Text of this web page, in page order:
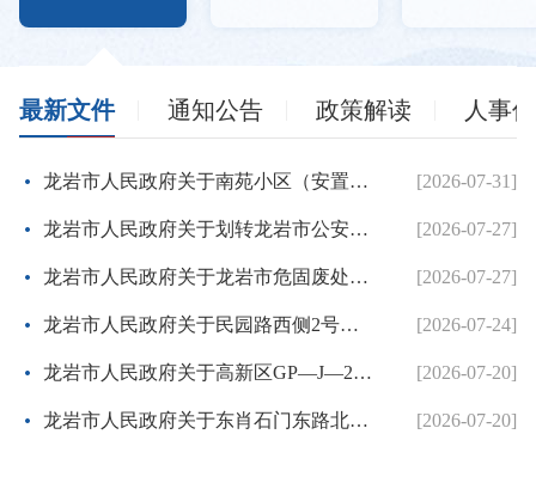
最新文件 通知公告 政策解读 人事
[2026-07-31]
龙岩市人民政府关于南苑小区（安置房）项目建设用地的批复
[2026-07-27]
龙岩市人民政府关于划转龙岩市公安局国有建设用地使用权的批复
[2026-07-27]
龙岩市人民政府关于龙岩市危固废处置中心二期项目协议出让方案的批复
[2026-07-24]
龙岩市人民政府关于民园路西侧2号地块等两个控制性详细规划的批复
[2026-07-20]
龙岩市人民政府关于高新区GP—J—26地块控制性详细规划的批复
[2026-07-20]
龙岩市人民政府关于东肖石门东路北侧等3个地块项目控制性详细规划调整方案的批复